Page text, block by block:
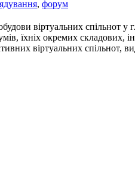
, форум
віртуальних спільнот у
їхніх окремих складових,
віртуальних спільнот,